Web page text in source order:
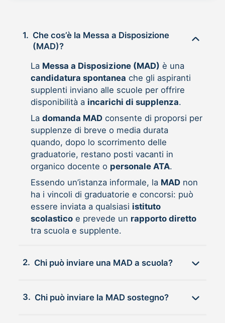
1. Che cos’è la Messa a Disposizione
(MAD)?
La Messa a Disposizione (MAD) è una
candidatura spontanea che gli aspiranti
supplenti inviano alle scuole per offrire
disponibilità a incarichi di supplenza.
La domanda MADconsente di proporsi per
supplenze di breve o media durata
quando, dopo lo scorrimento delle
graduatorie, restano posti vacanti in
organico docente o personale ATA.
Essendo un’istanza informale, la MADnon
ha i vincoli di graduatorie e concorsi: può
essere inviata a qualsiasi istituto
scolasticoe prevede un rapporto diretto
tra scuola e supplente.
2. Chi può inviare una MAD a scuola?
3. Chi può inviare la MAD sostegno?